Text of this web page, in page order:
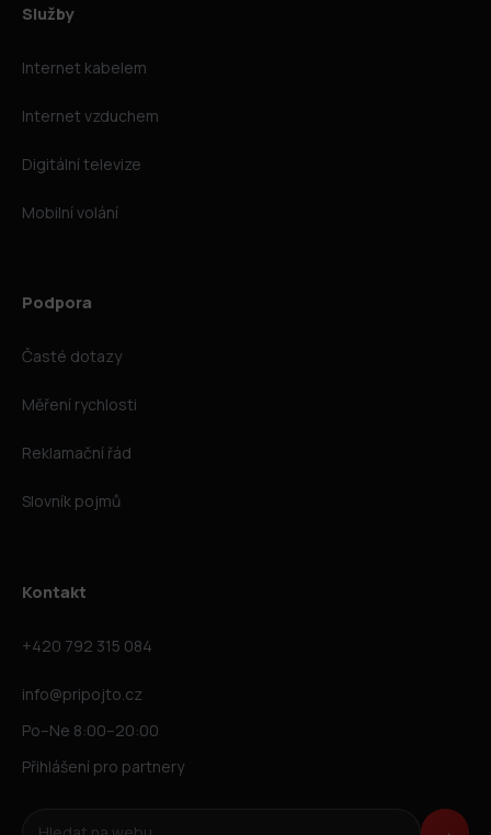
Služby
Internet kabelem
Internet vzduchem
Digitální televize
Mobilní volání
Podpora
Časté dotazy
Měření rychlosti
Reklamační řád
Slovník pojmů
Kontakt
+420 792 315 084
info@pripojto.cz
Po–Ne 8:00–20:00
Přihlášení pro partnery
Hledat na webu